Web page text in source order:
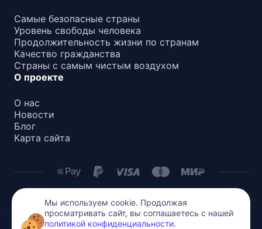
Самые безопасные страны
Уровень свободы человека
Продолжительность жизни по странам
Качество гражданства
Страны с самым чистым воздухом
О проекте
О нас
Новости
Блог
Карта сайта
Все содержимое на этом сайте защищено авторским
Политика конфиденциальности
Мы используем cookie. Продолжая
просматривать сайт, вы соглашаетесь с нашей
политикой конфиденциальности.